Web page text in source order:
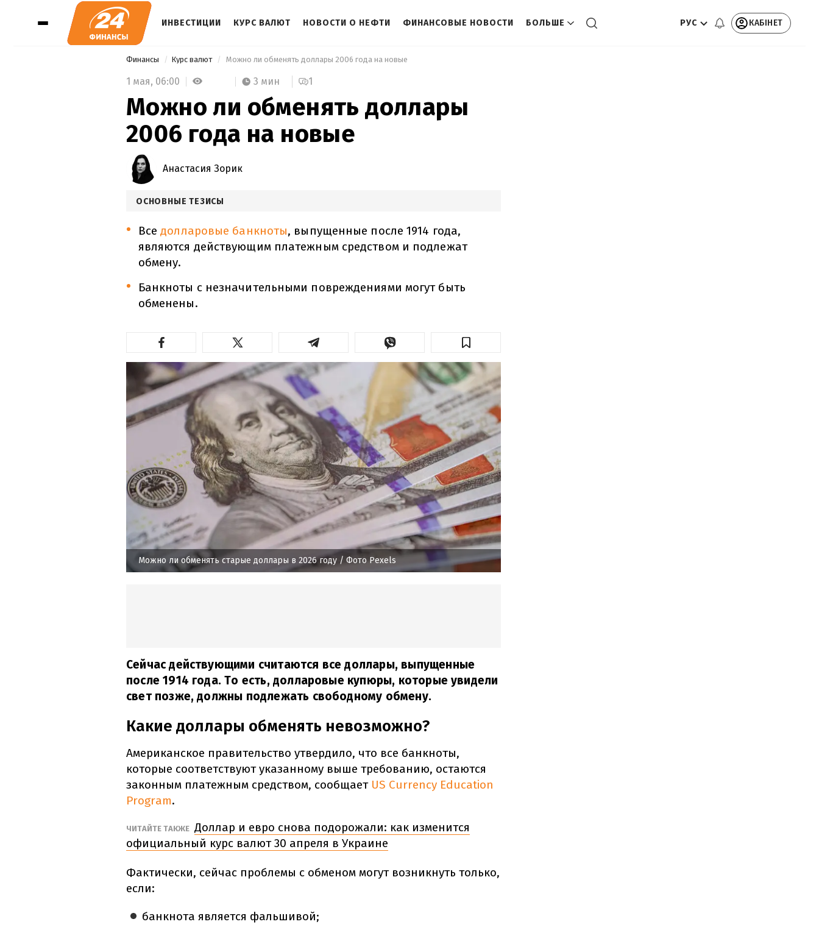
ИНВЕСТИЦИИ КУРС ВАЛЮТ НОВОСТИ О НЕФТИ ФИНАНСОВЫЕ НОВОСТИ БОЛЬШЕ РУС КАБІНЕТ
Финансы Курс валют Можно ли обменять доллары 2006 года на новые
1 мая, 06:00 3 мин 1
Можно ли обменять доллары
2006 года на новые
Анастасия Зорик
ОСНОВНЫЕ ТЕЗИСЫ
Вседолларовые банкноты, выпущенные после 1914 года,
являются действующим платежным средством и подлежат
обмену.
Банкноты с незначительными повреждениями могут быть
обменены.
Можно ли обменять старые доллары в 2026 году / Фото Pexels
Сейчас действующими считаются все доллары, выпущенные
после 1914 года. То есть, долларовые купюры, которые увидели
свет позже, должны подлежать свободному обмену.
Какие доллары обменять невозможно?
Американское правительство утвердило, что все банкноты,
которые соответствуют указанному выше требованию, остаются
законным платежным средством, сообщает US Currency Education
Program.
ЧИТАЙТЕ ТАКЖЕ Доллар и евро снова подорожали: как изменится
официальный курс валют 30 апреля в Украине
Фактически, сейчас проблемы с обменом могут возникнуть только,
если:
банкнота является фальшивой;